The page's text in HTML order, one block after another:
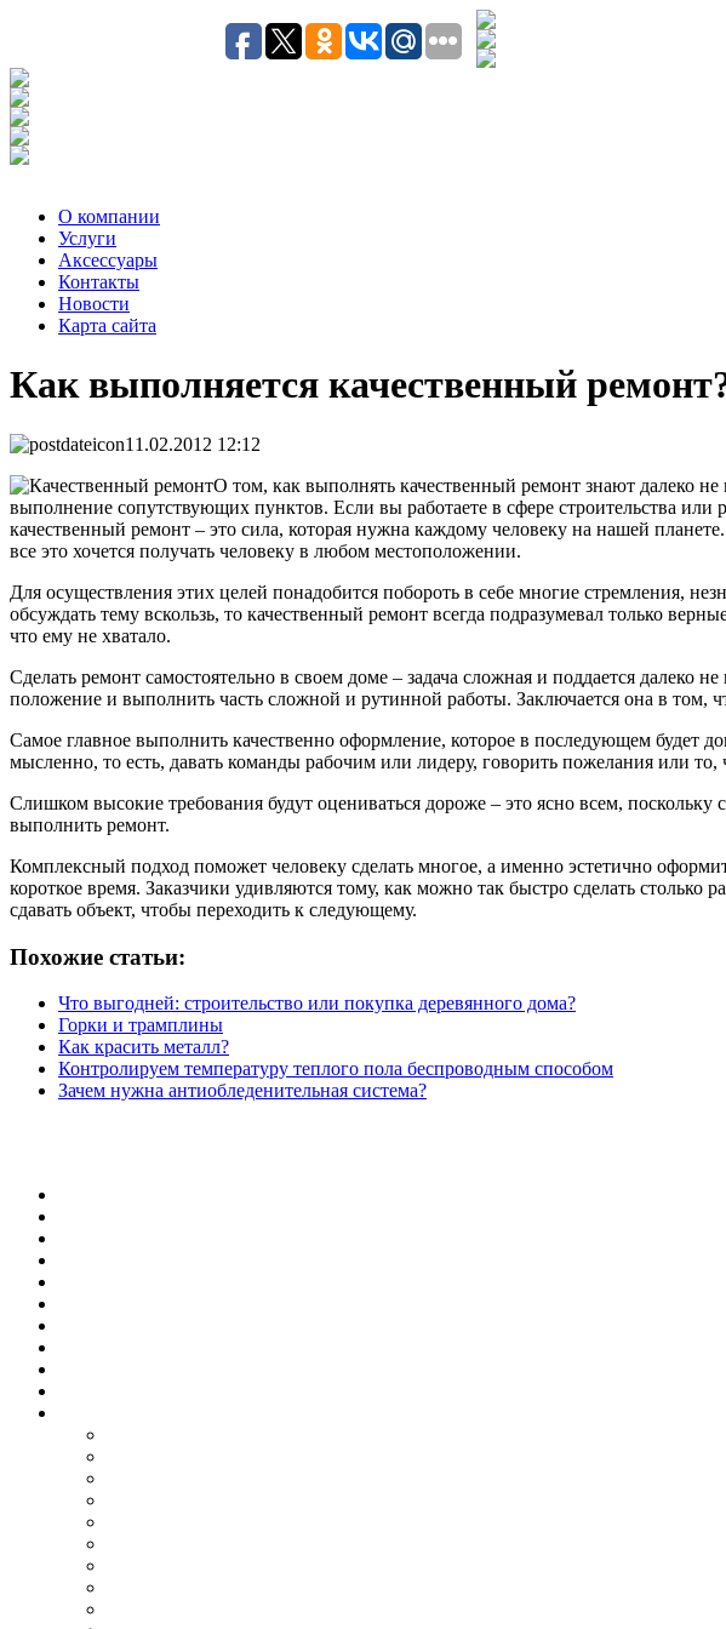
О компании
Услуги
Аксесcуары
Контакты
Новости
Карта сайта
Как выполняется качественный
11.02.2012 12:12
О том, как выполнять качественный ремонт знают далеко не
выполнение сопутствующих пунктов. Если вы работаете в сфере строительства или
качественный ремонт – это сила, которая нужна каждому человеку на нашей
все это хочется получать человеку в любом местоположении.
Для осуществления этих целей понадобится побороть в себе многие стремления,
обсуждать тему вскользь, то качественный ремонт всегда подразумевал только
что ему не хватало.
Сделать ремонт самостоятельно в своем доме – задача сложная и поддается
положение и выполнить часть сложной и рутинной работы. Заключается она в том,
Самое главное выполнить качественно оформление, которое в последующем будет
мысленно, то есть, давать команды рабочим или лидеру, говорить пожелания или
Слишком высокие требования будут оцениваться дороже – это ясно всем,
выполнить ремонт.
Комплексный подход поможет человеку сделать многое, а именно эстетично
короткое время. Заказчики удивляются тому, как можно так быстро сделать
сдавать объект, чтобы переходить к следующему.
Похожие статьи:
Что выгодней: строительство или покупка деревянного дома?
Горки и трамплины
Как красить металл?
Контролируем температуру теплого пола беспроводным способом
Зачем нужна антиобледенительная система?